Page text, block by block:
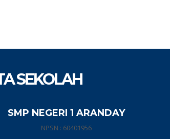
SEKOLAH
SMP NEGERI 1 ARANDAY
NPSN : 60401956